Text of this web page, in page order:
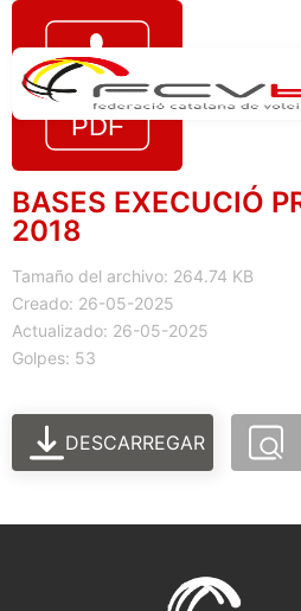
BASES EXECUCIÓ
2018
Tamaño del archivo: 264.74 KB
Creado: 26-05-2025
Actualizado: 26-05-2025
Golpes: 53
DESCARREGAR